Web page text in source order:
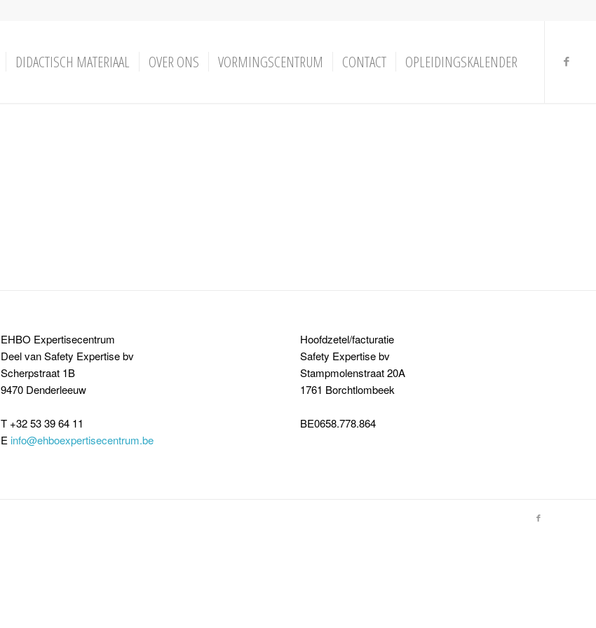
DIDACTISCH MATERIAAL OVER ONS VORMINGSCENTRUM CONTACT OPLEIDINGSKALENDER
EHBO Expertisecentrum
Deel van Safety Expertise bv
Scherpstraat 1B
9470 Denderleeuw
T +32 53 39 64 11
E info@ehboexpertisecentrum.be
Hoofdzetel/facturatie
Safety Expertise bv
Stampmolenstraat 20A
1761 Borchtlombeek
BE0658.778.864